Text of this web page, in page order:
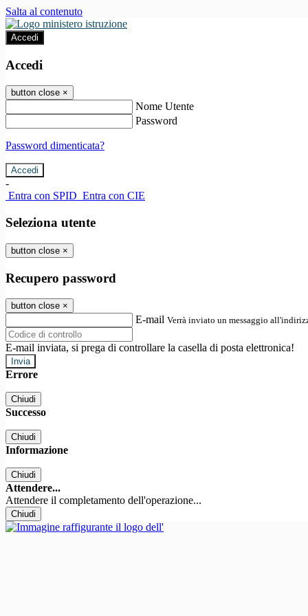
Salta al contenuto
Accedi
Accedi
button close ×
Nome Utente
Password
Password dimenticata?
-
Entra con SPID Entra con CIE
Seleziona utente
button close ×
Recupero password
button close ×
E-mail Verrà inviato un messaggio
E-mail inviata, si prega di controllare la casella di posta elettronica!
Errore
Chiudi
Successo
Chiudi
Informazione
Chiudi
Attendere...
Attendere il completamento dell'operazione...
Chiudi